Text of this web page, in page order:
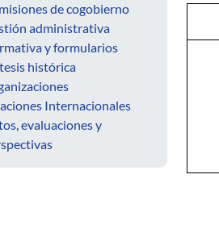
de cogobierno
administrativa
y formularios
histórica
Internacionales
evaluaciones y